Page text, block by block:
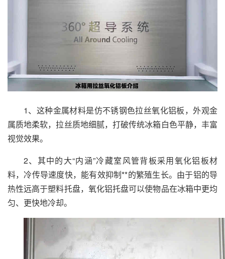
1、这种金属材料是仿不锈钢色拉丝氧化铝板，外观金
属质地柔软，拉丝质地细腻，打破传统冰箱白色平静，丰富
视觉效果。
2、其中的大“内涵”冷藏室风管背板采用氧化铝板材
料，冷传导速度快，能有效抑制**的繁殖生长。由于铝的导
热性远高于塑料托盘，氧化铝托盘可以使物品在冰箱中更均
匀、更快地冷却。